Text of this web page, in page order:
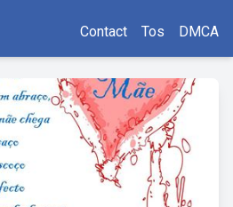
Contact Tos DMCA